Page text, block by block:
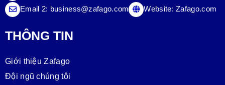
Email 2: business@zafago.com Website:Zafago.com
THÔNG TIN
Giới thiệu Zafago
Đội ngũ chúng tôi